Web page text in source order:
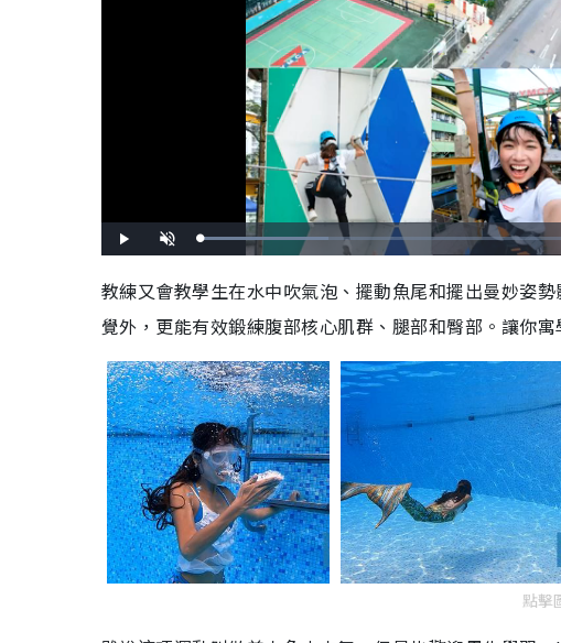
l
n
t
e
L
e
d
2
7
3
%
教練又會教學生在水中吹氣泡、擺動魚尾和擺出曼妙姿
覺外，更能有效鍛練腹部核心肌群、腿部和臀部。讓你
點擊